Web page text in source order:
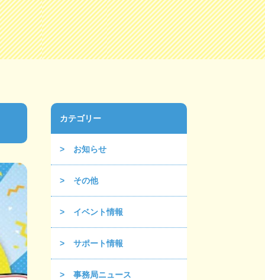
カテゴリー
お知らせ
その他
イベント情報
サポート情報
事務局ニュース